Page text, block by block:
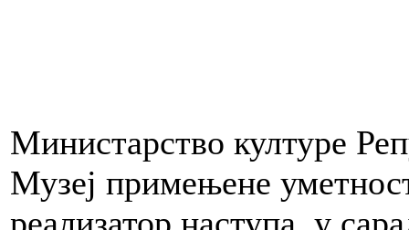
Министарство културе
Музеј примењене